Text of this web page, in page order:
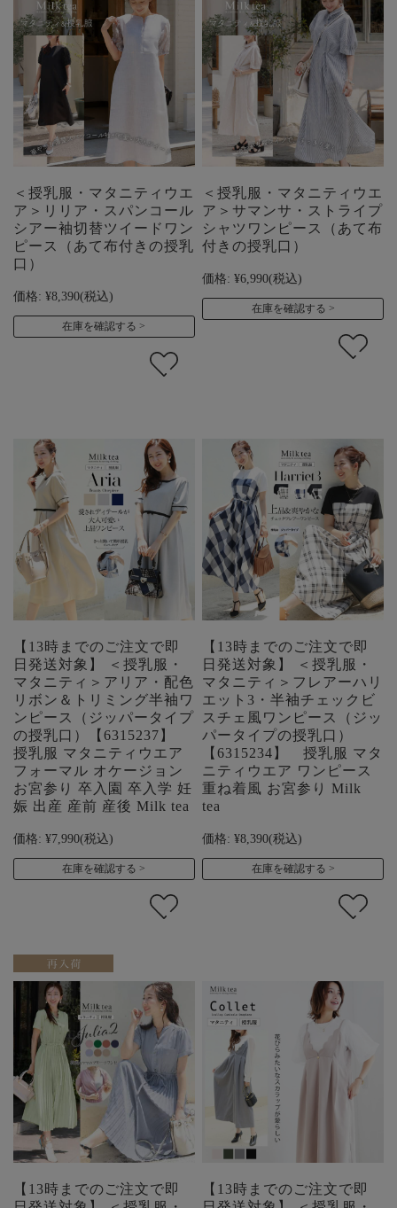
＜授乳服・マタニティウエ
ア＞リリア・スパンコール
シアー袖切替ツイードワン
ピース（あて布付きの授乳
口）
価格: ¥8,390(税込)
在庫を確認する
＜授乳服・マタニティウエ
ア＞サマンサ・ストライプ
シャツワンピース（あて布
付きの授乳口）
価格: ¥6,990(税込)
在庫を確認する
【13時までのご注文で即
日発送対象】 ＜授乳服・
マタニティ＞アリア・配色
リボン＆トリミング半袖ワ
ンピース（ジッパータイプ
の授乳口）【6315237】
授乳服 マタニティウエア
フォーマル オケージョン
お宮参り 卒入園 卒入学 妊
娠 出産 産前 産後 Milk tea
価格: ¥7,990(税込)
在庫を確認する
【13時までのご注文で即
日発送対象】 ＜授乳服・
マタニティ＞フレアーハリ
エット3・半袖チェックビ
スチェ風ワンピース（ジッ
パータイプの授乳口）
【6315234】 授乳服 マタ
ニティウエア ワンピース
重ね着風 お宮参り Milk
tea
価格: ¥8,390(税込)
在庫を確認する
【13時までのご注文で即
【13時までのご注文で即